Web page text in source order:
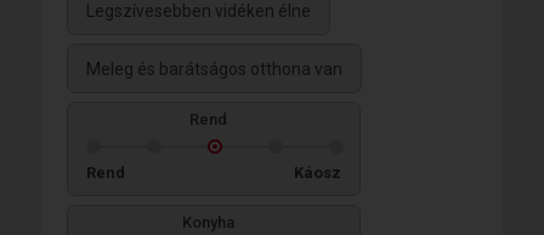
Legszívesebben vidéken élne
Meleg és barátságos otthona van
Rend
Rend Káosz
Konyha